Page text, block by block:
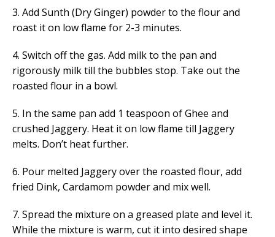
3. Add Sunth (Dry Ginger) powder to the flour and
roast it on low flame for 2-3 minutes.
4. Switch off the gas. Add milk to the pan and
rigorously milk till the bubbles stop. Take out the
roasted flour in a bowl.
5. In the same pan add 1 teaspoon of Ghee and
crushed Jaggery. Heat it on low flame till Jaggery
melts. Don’t heat further.
6. Pour melted Jaggery over the roasted flour, add
fried Dink, Cardamom powder and mix well.
7. Spread the mixture on a greased plate and level it.
While the mixture is warm, cut it into desired shape